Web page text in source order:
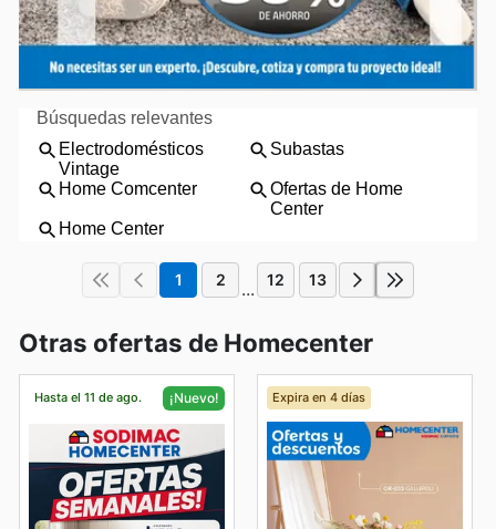
1 2 ... 12 13
Otras ofertas de Homecenter
Hasta el 11 de ago. ¡Nuevo! Expira en 4 días